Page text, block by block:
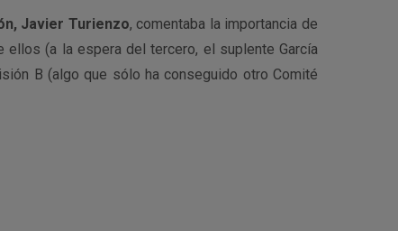
Javier Turienzo, comentaba la importancia de
(a la espera del tercero, el suplente García
B (algo que sólo ha conseguido otro Comité